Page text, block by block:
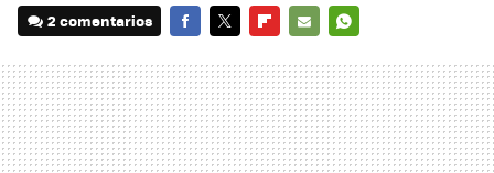
2 comentarios
MAIL